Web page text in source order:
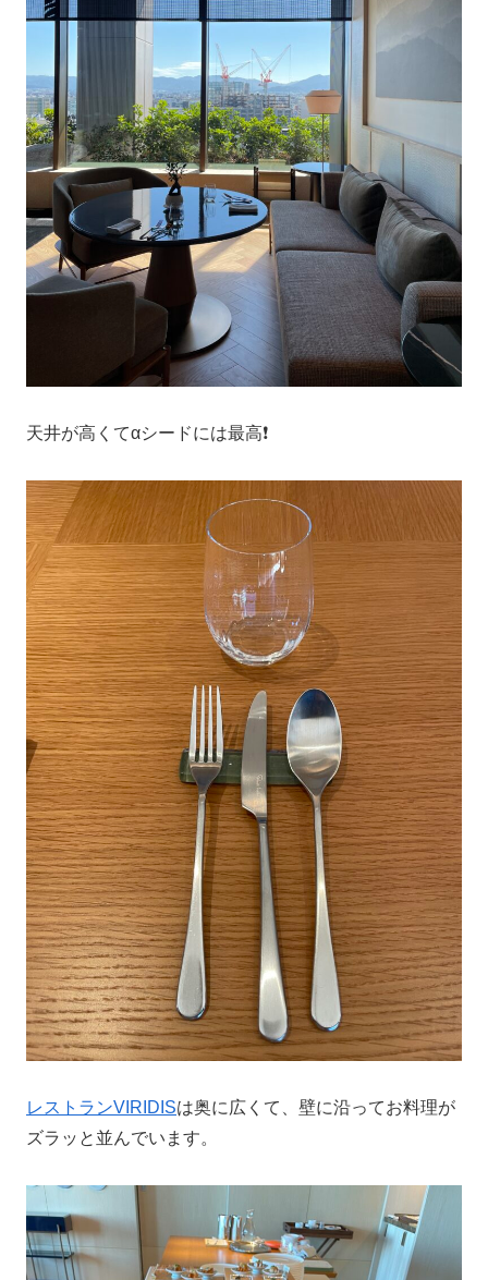
天井が高くてαシードには最高❗️
レストランVIRIDISは奥に広くて、壁に沿ってお料理が
ズラッと並んでいます。